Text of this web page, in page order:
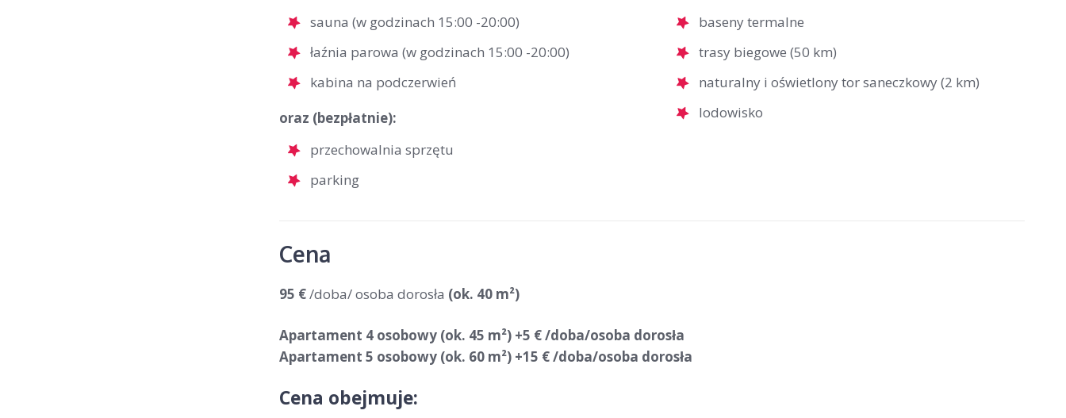
sauna (w godzinach 15:00 -20:00)
łaźnia parowa (w godzinach 15:00 -20:00)
kabina na podczerwień
oraz (bezpłatnie):
przechowalnia sprzętu
parking
baseny termalne
trasy biegowe (50 km)
naturalny i oświetlony tor saneczkowy (2 km)
lodowisko
Cena
95 €/doba/ osoba dorosła (ok. 40 m²)
Apartament 4 osobowy (ok. 45 m²) +5 € /doba/osoba dorosła
Apartament 5 osobowy (ok. 60 m²) +15 € /doba/osoba dorosła
Cena obejmuje: